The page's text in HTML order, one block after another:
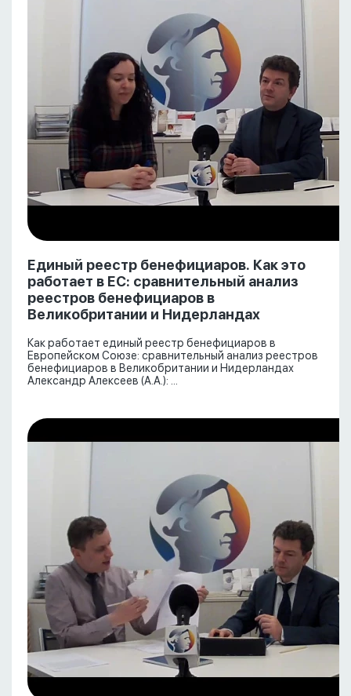
Единый реестр бенефициаров. Как это
работает в ЕС: сравнительный анализ
реестров бенефициаров в
Великобритании и Нидерландах
Как работает единый реестр бенефициаров в
Европейском Союзе: сравнительный анализ реестров
бенефициаров в Великобритании и Нидерландах
Александр Алексеев (А.А.): ...